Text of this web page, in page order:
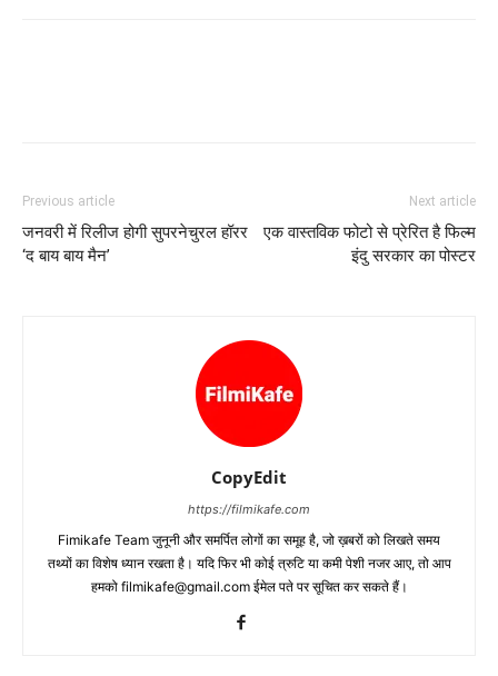
Previous article
जनवरी में रिलीज होगी सुपरनेचुरल हॉरर
‘द बाय बाय मैन’
Next article
एक वास्‍तविक फोटो से प्रेरित है फिल्‍म
इंदु सरकार का पोस्‍टर
CopyEdit
https://filmikafe.com
Fimikafe Team जुनूनी और समर्पित लोगों का समूह है, जो ख़बरों को लिखते समय
तथ्‍यों का विशेष ध्‍यान रखता है। यदि फिर भी कोई त्रुटि या कमी पेशी नजर आए, तो आप
हमको filmikafe@gmail.com ईमेल पते पर सूचित कर सकते हैं।